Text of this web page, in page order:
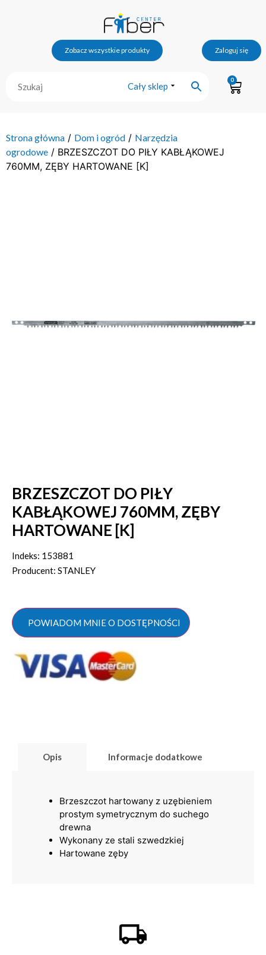
Zobacz wszystkie produkty Zaloguj się
Cały sklep
0
Strona główna / Dom i ogród / Narzędzia
ogrodowe / BRZESZCZOT DO PIŁY KABŁĄKOWEJ
760MM, ZĘBY HARTOWANE [K]
BRZESZCZOT DO PIŁY
KABŁĄKOWEJ 760MM, ZĘBY
HARTOWANE [K]
Indeks: 153881
Producent: STANLEY
POWIADOM MNIE O DOSTĘPNOŚCI
Opis Informacje dodatkowe
Brzeszczot hartowany z uzębieniem
prostym symetrycznym do suchego
drewna
Wykonany ze stali szwedzkiej
Hartowane zęby